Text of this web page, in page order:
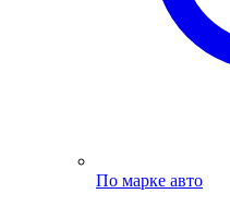
По марке авто